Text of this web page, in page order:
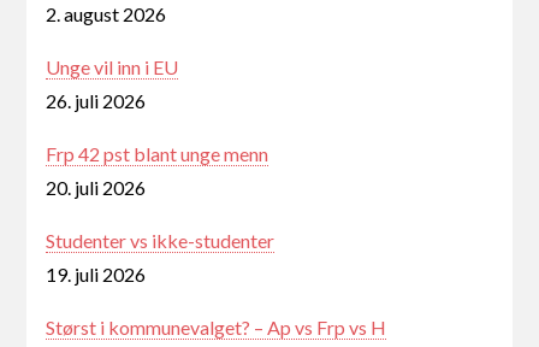
2. august 2026
Unge vil inn i EU
26. juli 2026
Frp 42 pst blant unge menn
20. juli 2026
Studenter vs ikke-studenter
19. juli 2026
Størst i kommunevalget? – Ap vs Frp vs H